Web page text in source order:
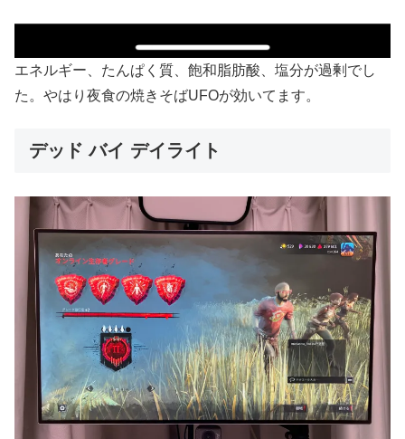
エネルギー、たんぱく質、飽和脂肪酸、塩分が過剰でし
た。やはり夜食の焼きそばUFOが効いてます。
デッド バイ デイライト